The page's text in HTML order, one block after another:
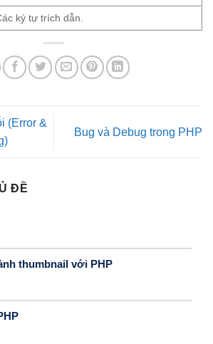
ký tự trích dẫn.
(Error &
Bug và Debug trong PHP
ĐỀ
thumbnail với PHP